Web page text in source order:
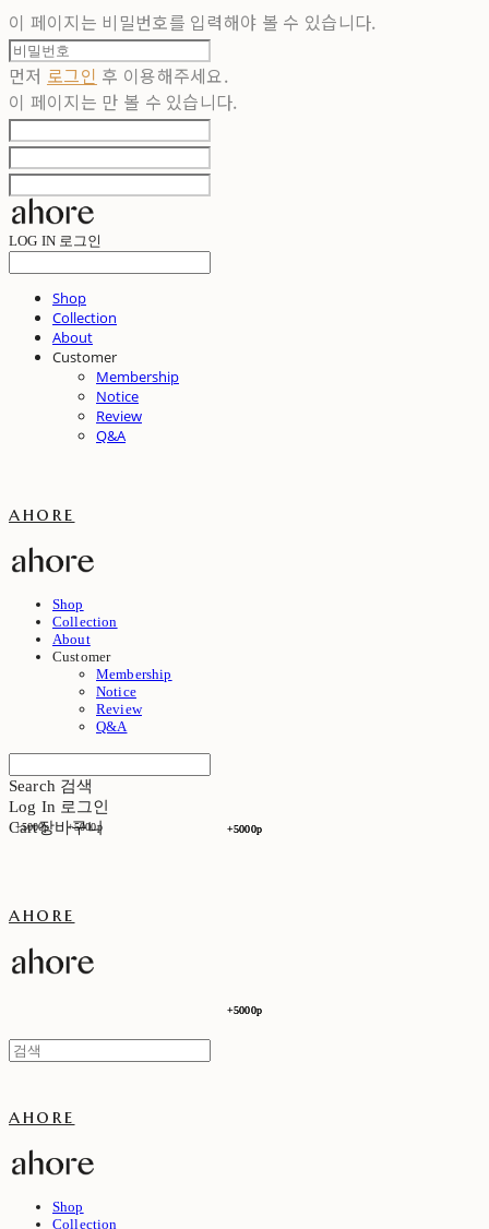
이 페이지는 비밀번호를 입력해야 볼 수 있습니다.
먼저 로그인 후 이용해주세요.
이 페이지는 만 볼 수 있습니다.
LOG IN 로그인
Shop
Collection
About
Customer
Membership
Notice
Review
Q&A
ahore
Shop
Collection
About
Customer
Membership
Notice
Review
Q&A
Search 검색
Log In
+5000p
로그인
+5000p +5000p
+5000p
Cart장바구니
ahore
+5000p
+5000p
ahore
Shop
Collection